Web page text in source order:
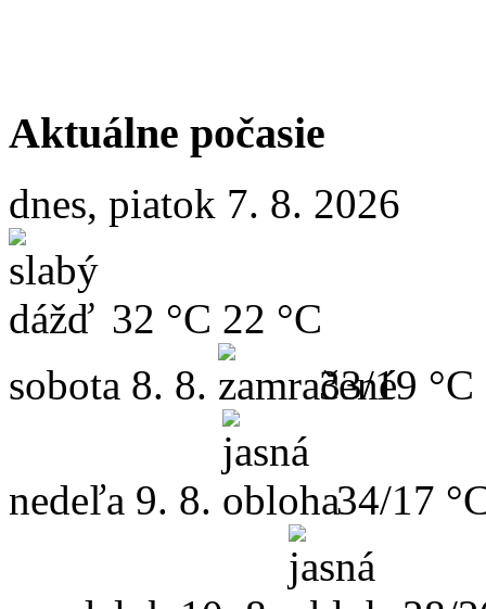
Aktuálne počasie
dnes, piatok 7. 8. 2026
32 °C 22 °C
sobota 8. 8. 33/19 °C
nedeľa 9. 8. 34/17